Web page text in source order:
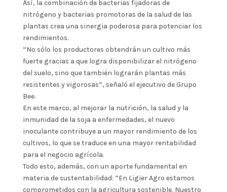
Así, la combinación de bacterias fijadoras de
nitrógeno y bacterias promotoras de la salud de las
plantas crea una sinergia poderosa para potenciar los
rendimientos.
“No sólo los productores obtendrán un cultivo más
fuerte gracias a que logra disponibilizar el nitrógeno
del suelo, sino que también lograrán plantas más
resistentes y vigorosas”, señaló el ejecutivo de Grupo
Bee.
En este marco, al mejorar la nutrición, la salud y la
inmunidad de la soja a enfermedades, el nuevo
inoculante contribuye a un mayor rendimiento de los
cultivos, lo que se traduce en una mayor rentabilidad
para el negocio agrícola.
Todo esto, además, con un aporte fundamental en
materia de sustentabilidad: “En Ligier Agro estamos
comprometidos con la agricultura sostenible. Nuestro